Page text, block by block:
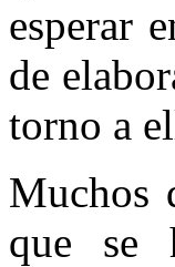
esperar
de
torno a
Muchos
que se